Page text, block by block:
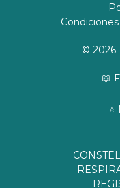
© 2026
📖